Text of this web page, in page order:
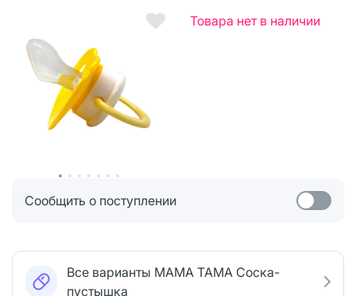
Товара нет в наличии
Сообщить о поступлении
Все варианты МАМА ТАМА Соска-
пустышка